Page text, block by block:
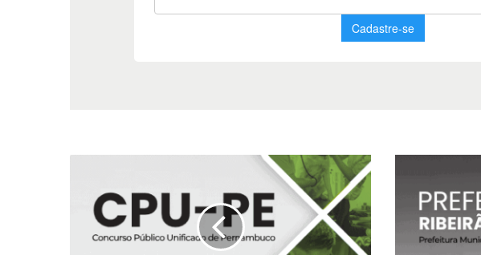
Gestão
Ambiental
Analistas
Formação
Monitores
Esportivos